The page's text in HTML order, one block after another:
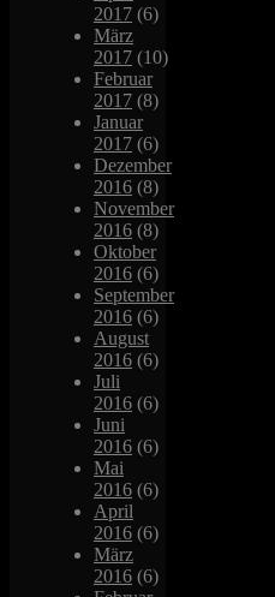
2017 (6)
März
2017 (10)
Februar
2017 (8)
Januar
2017 (6)
Dezember
2016 (8)
November
2016 (8)
Oktober
2016 (6)
September
2016 (6)
August
2016 (6)
Juli
2016 (6)
Juni
2016 (6)
Mai
2016 (6)
April
2016 (6)
März
2016 (6)